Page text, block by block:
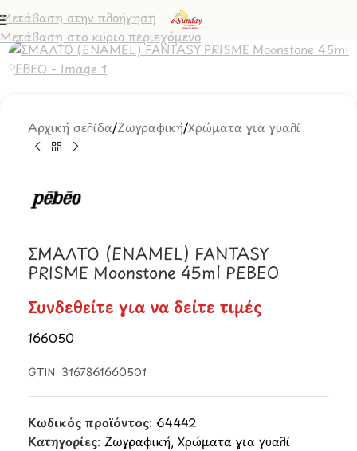
Μετάβαση στην πλοήγηση
Μετάβαση στο κύριο περιεχόμενο
Αρχική σελίδα/Ζωγραφική/Χρώματα για γυαλί
ΣΜΑΛΤΟ (ENAMEL) FANTASY
PRISME Moonstone 45ml PEBEO
Συνδεθείτε για να δείτε τιμές
166050
GTIN: 3167861660501
Κωδικός προϊόντος: 64442
Κατηγορίες: Ζωγραφική, Χρώματα για γυαλί